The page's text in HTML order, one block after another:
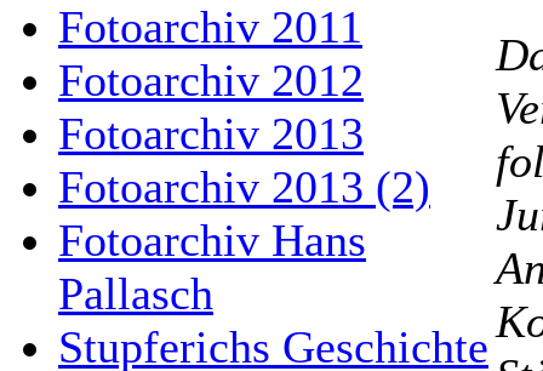
Fotoarchiv 2011
Fotoarchiv 2012
Fotoarchiv 2013
Fotoarchiv 2013 (2)
Fotoarchiv Hans
Pallasch
Stupferichs Geschichte